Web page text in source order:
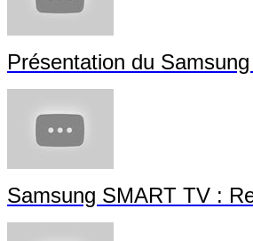
Présentation du Samsung
Samsung SMART TV :